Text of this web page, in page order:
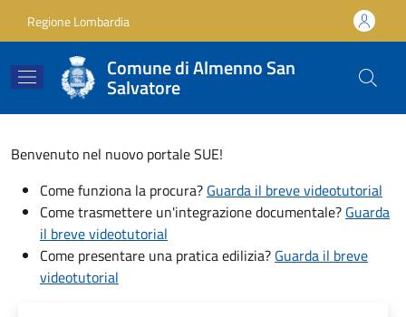
Regione Lombardia
Comune di Almenno San
Salvatore
Benvenuto nel nuovo portale SUE!
Come funziona la procura? Guarda il breve videotutorial
Come trasmettere un'integrazione documentale? Guarda
il breve videotutorial
Come presentare una pratica edilizia? Guarda il breve
videotutorial